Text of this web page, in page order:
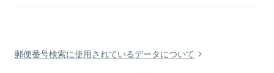
郵便番号検索に使用されているデータについて